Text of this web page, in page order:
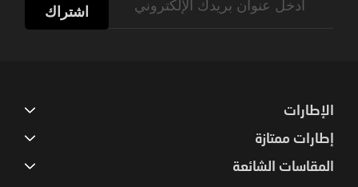
اشتراك
الإطارات
إطارات ممتازة
المقاسات الشائعة